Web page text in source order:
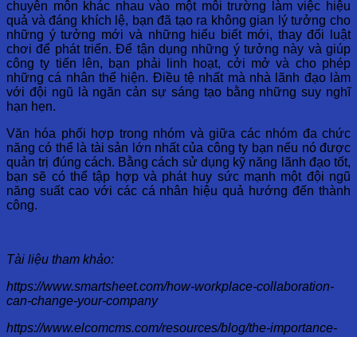
chuyên môn khác nhau vào một môi trường làm việc hiệu
quả và đáng khích lệ, bạn đã tạo ra không gian lý tưởng cho
những ý tưởng mới và những hiểu biết mới, thay đổi luật
chơi để phát triển. Để tận dụng những ý tưởng này và giúp
công ty tiến lên, bạn phải linh hoạt, cởi mở và cho phép
những cá nhân thể hiện. Điều tệ nhất mà nhà lãnh đạo làm
với đội ngũ là ngăn cản sự sáng tạo bằng những suy nghĩ
hạn hẹn.
Văn hóa phối hợp trong nhóm và giữa các nhóm đa chức
năng có thể là tài sản lớn nhất của công ty bạn nếu nó được
quản trị đúng cách. Bằng cách sử dụng kỹ năng lãnh đạo tốt,
bạn sẽ có thể tập hợp và phát huy sức mạnh một đội ngũ
năng suất cao với các cá nhân hiệu quả hướng đến thành
công.
Tài liệu tham khảo:
https://www.smartsheet.com/how-workplace-collaboration-
can-change-your-company
https://www.elcomcms.com/resources/blog/the-importance-